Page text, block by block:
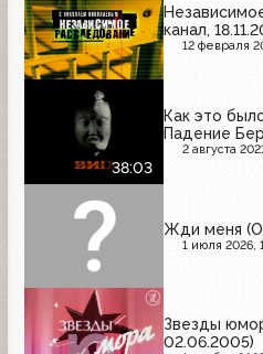
канал,
12 февраля
38:03
Как это
Падение
2 августа
Жди меня
1 июля 2026,
Звезды
02.06.2005)